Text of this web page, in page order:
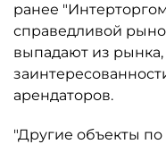
ранее
справедливой
выпадают из рынка,
арендаторов.
"Другие объекты